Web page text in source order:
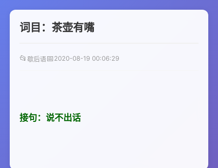
词目：茶壶有嘴
📂 歇后语📅2020-08-19 00:06:29
接句：说不出话